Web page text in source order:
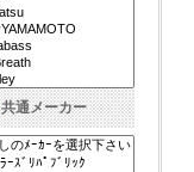
共通メーカー